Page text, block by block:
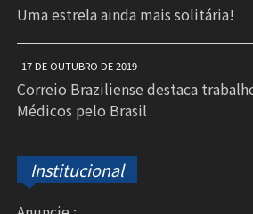
Uma estrela ainda mais solitária!
17 DE OUTUBRO DE 2019
Correio Braziliense destaca
Médicos pelo Brasil
Institucional